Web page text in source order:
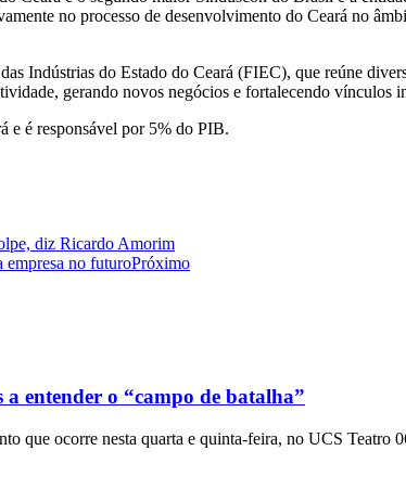
no processo de desenvolvimento do Ceará no
Indústrias do Estado do Ceará (FIEC), que reúne
gerando novos negócios e fortalecendo vínculos
e é responsável por 5% do PIB.
diz Ricardo Amorim
empresa no futuroPróximo
entender o “campo de batalha”
que ocorre nesta quarta e quinta-feira, no UCS Teatro